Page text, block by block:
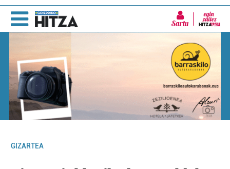
Sartu
GIZARTEA